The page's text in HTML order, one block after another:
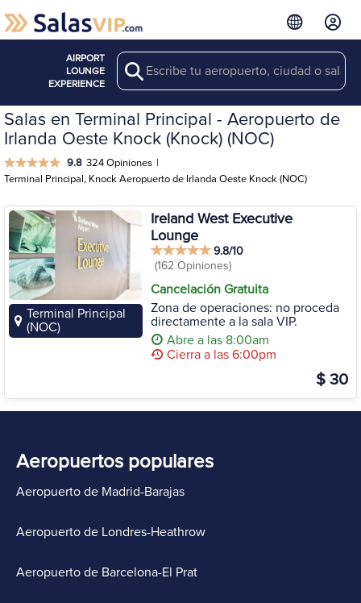
AIRPORT
LOUNGE
EXPERIENCE
Search
Salas en Terminal Principal - Aeropuerto de
Irlanda Oeste Knock (Knock) (NOC)
9.8 324 Opiniones |
Terminal Principal, Knock Aeropuerto de Irlanda Oeste Knock (NOC)
Terminal Principal
(NOC)
Ireland West Executive
Lounge
9.8/10
(162 Opiniones)
Cancelación Gratuita
Zona de operaciones: no proceda
directamente a la sala VIP.
Abre a las 8:00am
Cierra a las 6:00pm
$ 30
Aeropuertos populares
Aeropuerto de Madrid-Barajas
Aeropuerto de Londres-Heathrow
Aeropuerto de Barcelona-El Prat